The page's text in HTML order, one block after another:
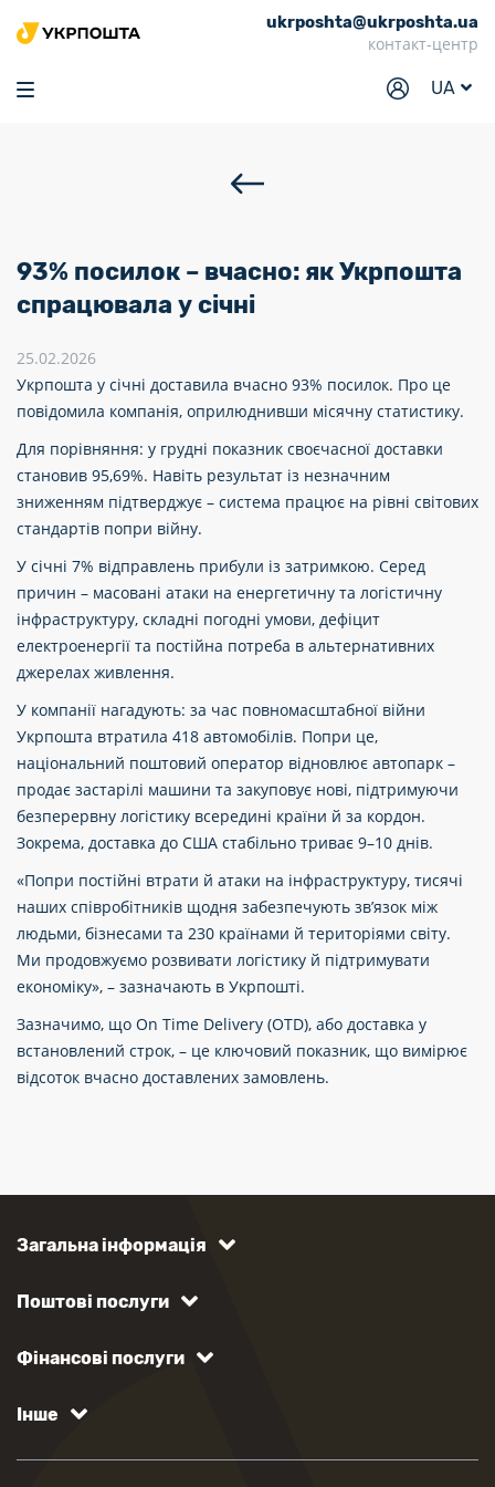
ukrposhta@ukrposhta.ua
контакт-центр
UA
Головна
Маркет
Відділення
Кар’єра
93% посилок – вчасно: як Укрпошта
спрацювала у січні
25.02.2026
Укрпошта у січні доставила вчасно 93% посилок. Про це
повідомила компанія, оприлюднивши місячну статистику.
Для порівняння: у грудні показник своєчасної доставки
становив 95,69%. Навіть результат із незначним
зниженням підтверджує – система працює на рівні світових
стандартів попри війну.
У січні 7% відправлень прибули із затримкою. Серед
причин – масовані атаки на енергетичну та логістичну
інфраструктуру, складні погодні умови, дефіцит
електроенергії та постійна потреба в альтернативних
джерелах живлення.
У компанії нагадують: за час повномасштабної війни
Укрпошта втратила 418 автомобілів. Попри це,
національний поштовий оператор відновлює автопарк –
продає застарілі машини та закуповує нові, підтримуючи
безперервну логістику всередині країни й за кордон.
Зокрема, доставка до США стабільно триває 9–10 днів.
«Попри постійні втрати й атаки на інфраструктуру, тисячі
наших співробітників щодня забезпечують зв’язок між
людьми, бізнесами та 230 країнами й територіями світу.
Ми продовжуємо розвивати логістику й підтримувати
економіку», – зазначають в Укрпошті.
Зазначимо, що On Time Delivery (OTD), або доставка у
встановлений строк, – це ключовий показник, що вимірює
відсоток вчасно доставлених замовлень.
Загальна інформація
Поштові послуги
Фінансові послуги
Інше